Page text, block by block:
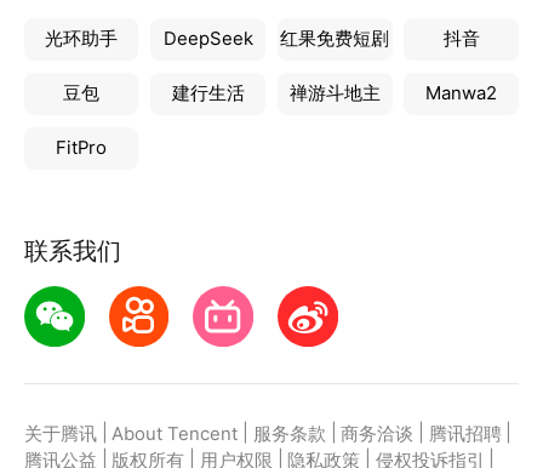
光环助手 DeepSeek 红果免费短剧 抖音
豆包 建行生活 禅游斗地主 Manwa2
FitPro
联系我们
关于腾讯 About Tencent 服务条款 商务洽谈 腾讯招聘
腾讯公益
版权所有 用户权限 隐私政策 侵权投诉指引